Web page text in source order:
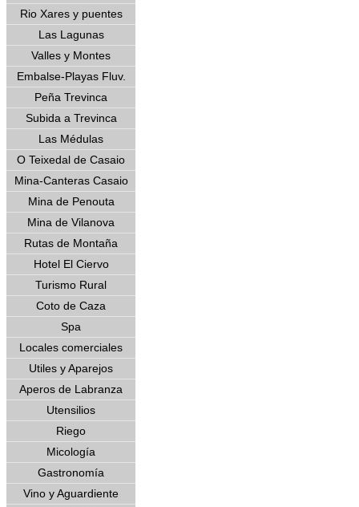
Rio Xares y puentes
Las Lagunas
Valles y Montes
Embalse-Playas Fluv.
Peña Trevinca
Subida a Trevinca
Las Médulas
O Teixedal de Casaio
Mina-Canteras Casaio
Mina de Penouta
Mina de Vilanova
Rutas de Montaña
Hotel El Ciervo
Turismo Rural
Coto de Caza
Spa
Locales comerciales
Utiles y Aparejos
Aperos de Labranza
Utensilios
Riego
Micología
Gastronomía
Vino y Aguardiente